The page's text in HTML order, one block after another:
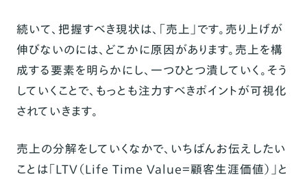
続いて、把握すべき現状は、「売上」です。売り上げが
伸びないのには、どこかに原因があります。売上を構
成する要素を明らかにし、一つひとつ潰していく。そう
していくことで、もっとも注力すべきポイントが可視化
されていきます。
売上の分解をしていくなかで、いちばんお伝えしたい
ことは「LTV（Life Time Value＝顧客生涯価値）」と